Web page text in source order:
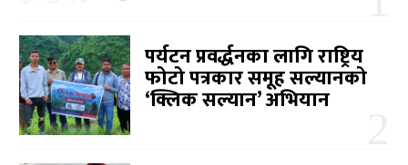
पर्यटन प्रवर्द्धनका लागि राष्ट्रिय
फोटो पत्रकार समूह सल्यानको
‘क्लिक सल्यान’ अभियान